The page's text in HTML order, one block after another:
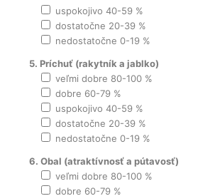
uspokojivo 40-59 %
dostatočne 20-39 %
nedostatočne 0-19 %
5. Príchuť (rakytník a jablko)
veľmi dobre 80-100 %
dobre 60-79 %
uspokojivo 40-59 %
dostatočne 20-39 %
nedostatočne 0-19 %
6. Obal (atraktívnosť a pútavosť)
veľmi dobre 80-100 %
dobre 60-79 %